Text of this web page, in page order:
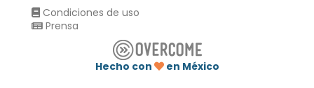
Condiciones de uso
Prensa
Hecho con
en México